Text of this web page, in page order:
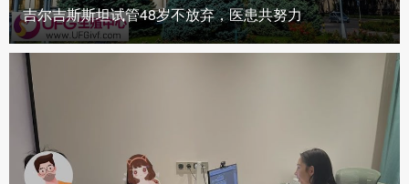
吉尔吉斯斯坦试管48岁不放弃，医患共努力